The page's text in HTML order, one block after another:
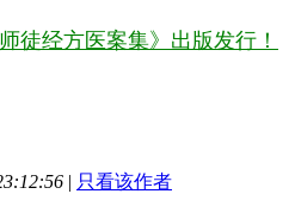
徒经方医案集》出版发行！
| 只看该作者